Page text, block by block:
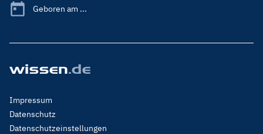
Geboren am ...
Footer
Menu
Legal
Impressum
Datenschutz
Datenschutzeinstellungen